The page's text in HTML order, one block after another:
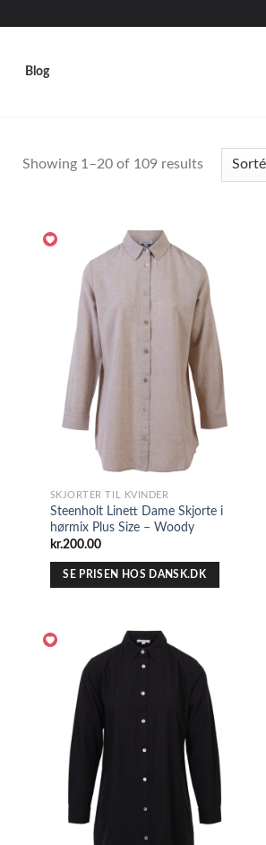
Blog
Showing 1–20 of 109 results
SKJORTER TIL KVINDER
Steenholt Linett Dame Skjorte i
hørmix Plus Size – Woody
kr.200.00
SE PRISEN HOS DANSK.DK